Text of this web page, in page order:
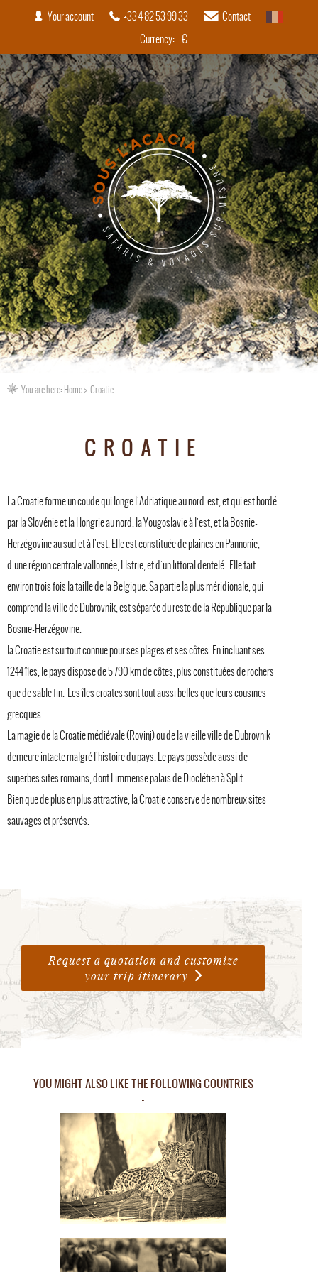
Your account +33 4 82 53 99 33 Contact
Currency: €
You are here: Home Croatie
CROATIE
La Croatie forme un coude qui longe l'Adriatique au nord-est, et qui est bordé
par la Slovénie et la Hongrie au nord, la Yougoslavie à l'est, et la Bosnie-
Herzégovine au sud et à l'est. Elle est constituée de plaines en Pannonie,
d'une région centrale vallonnée, l'Istrie, et d'un littoral dentelé. Elle fait
environ trois fois la taille de la Belgique. Sa partie la plus méridionale, qui
comprend la ville de Dubrovnik, est séparée du reste de la République par la
Bosnie-Herzégovine.
la Croatie est surtout connue pour ses plages et ses côtes. En incluant ses
1244 îles, le pays dispose de 5 790 km de côtes, plus constituées de rochers
que de sable fin. Les îles croates sont tout aussi belles que leurs cousines
grecques.
La magie de la Croatie médiévale (Rovinj) ou de la vieille ville de Dubrovnik
demeure intacte malgré l'histoire du pays. Le pays possède aussi de
superbes sites romains, dont l'immense palais de Dioclétien à Split.
Bien que de plus en plus attractive, la Croatie conserve de nombreux sites
sauvages et préservés.
Request a quotation and customize
your trip itinerary
YOU MIGHT ALSO LIKE THE FOLLOWING COUNTRIES